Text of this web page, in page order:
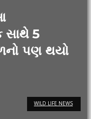
સાથે 5
પણ થયો
WILD LIFE NEWS